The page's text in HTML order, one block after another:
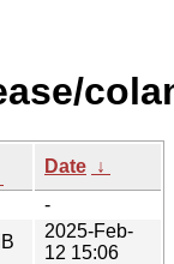
Date ↓
-
2025-Feb-
12 15:06